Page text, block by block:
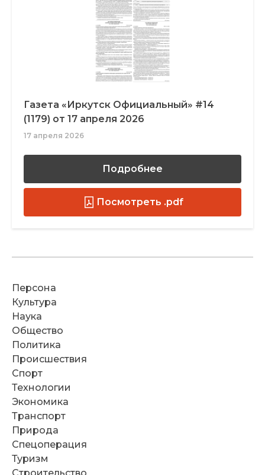
Газета «Иркутск Официальный» #14
(1179) от 17 апреля 2026
17 апреля 2026
Подробнее
Посмотреть .pdf
Персона
Культура
Наука
Общество
Политика
Происшествия
Спорт
Технологии
Экономика
Транспорт
Природа
Спецоперация
Туризм